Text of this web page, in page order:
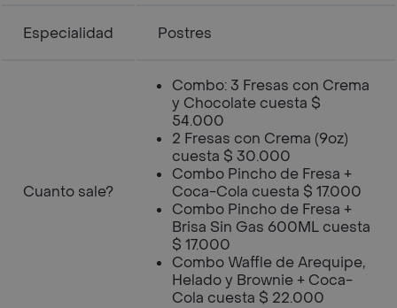
Especialidad Postres
Cuanto sale?
Combo: 3 Fresas con Crema
y Chocolate cuesta $
54.000
2 Fresas con Crema (9oz)
cuesta $ 30.000
Combo Pincho de Fresa +
Coca-Cola cuesta $ 17.000
Combo Pincho de Fresa +
Brisa Sin Gas 600ML cuesta
$ 17.000
Combo Waffle de Arequipe,
Helado y Brownie + Coca-
Cola cuesta $ 22.000